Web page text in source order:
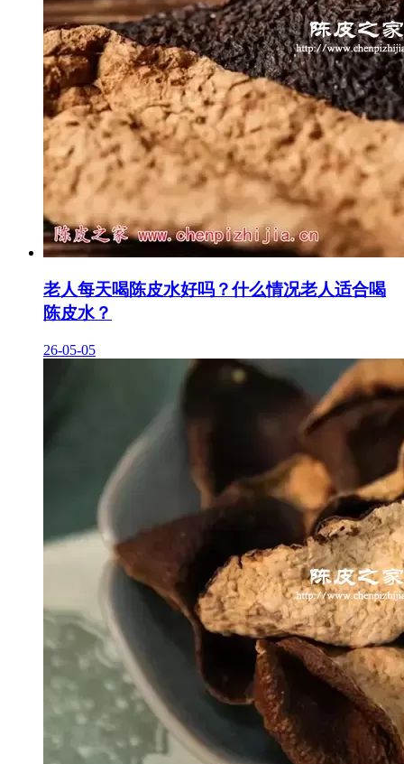
老人每天喝陈皮水好吗？什么情况老人适合喝
陈皮水？
26-05-05